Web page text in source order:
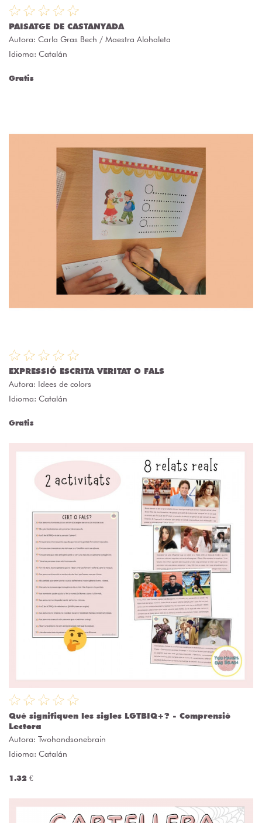
PAISATGE DE CASTANYADA
Autora: Carla Gras Bech / Maestra Alohaleta
Idioma: Catalán
Gratis
EXPRESSIÓ ESCRITA VERITAT O FALS
Autora: Idees de colors
Idioma: Catalán
Gratis
Què signifiquen les sigles LGTBIQ+? - Comprensió
Lectora
Autora: Twohandsonebrain
Idioma: Catalán
1.32 €